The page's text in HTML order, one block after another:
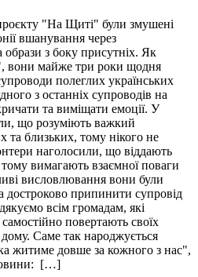
"На Щиті" були змушені
вшанування через
з боку присутніх. Як
вони майже три роки щодня
полеглих українських
з останніх супроводів на
та виміщати емоції. У
що розуміють важкий
та близьких, тому нікого не
наголосили, що віддають
тому вимагають взаємної поваги
висловлювання вони були
достроково припинити супровід
всім громадам, які
повертають своїх
Саме так народжується
житиме довше за кожного з нас",
[…]